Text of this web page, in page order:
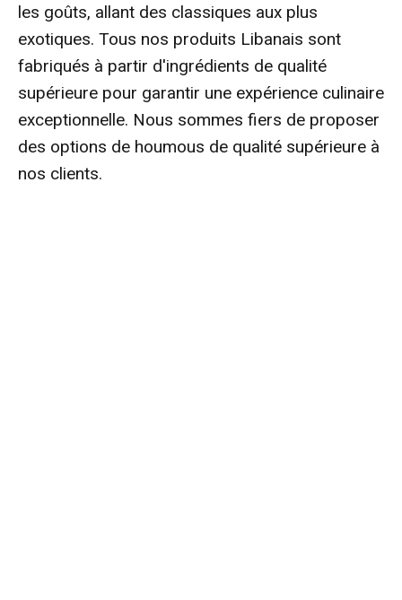
les goûts, allant des classiques aux plus
exotiques. Tous nos produits Libanais sont
fabriqués à partir d'ingrédients de qualité
supérieure pour garantir une expérience culinaire
exceptionnelle. Nous sommes fiers de proposer
des options de houmous de qualité supérieure à
nos clients.